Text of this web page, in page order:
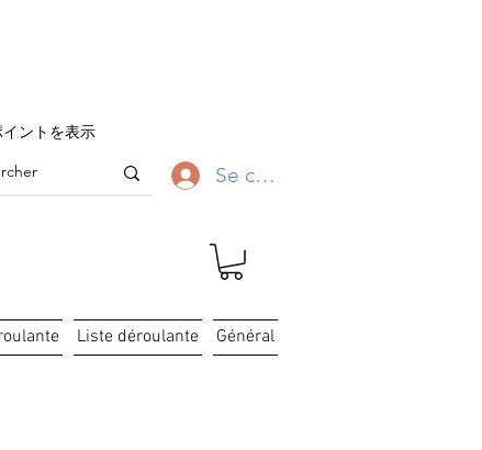
イントを表示
Se connecter
Liste déroulante Général